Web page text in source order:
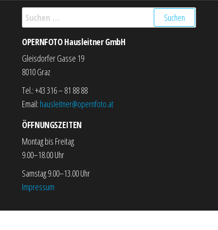
Suchen nach:
OPERNFOTO Hausleitner GmbH
Gleisdorfer Gasse 19
8010 Graz
Tel.: +43 316 – 81 88 88
Email: hausleitner@opernfoto.at
ÖFFNUNGSZEITEN
Montag bis Freitag
9.00–18.00 Uhr
Samstag 9.00–13.00 Uhr
Impressum